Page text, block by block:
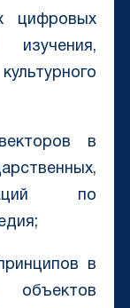
цифровых
в
по
в
объектов